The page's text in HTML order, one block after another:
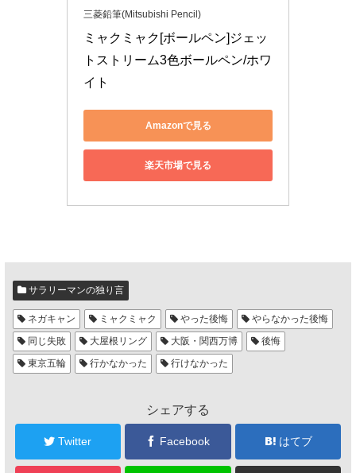
三菱鉛筆(Mitsubishi Pencil)
ミャクミャク[ボールペン]ジェッ
トストリーム3色ボールペン/ホワ
イト
Amazonで見る
楽天市場で見る
サラリーマンの独り言
ネガキャン ミャクミャク やった後悔
やらなかった後悔
同じ失敗
大屋根リング 大阪・関西万博
後悔
東京五輪
行かなかった 行けなかった
シェアする
Twitter Facebook はてブ